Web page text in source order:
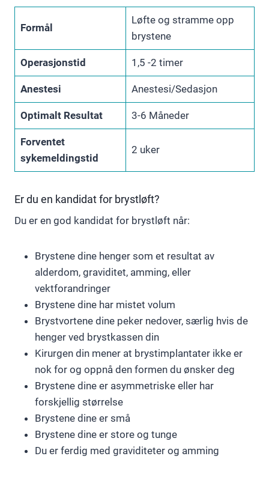
Formål
Løfte og stramme opp
brystene
Operasjonstid 1,5 -2 timer
Anestesi Anestesi/Sedasjon
Optimalt Resultat 3-6 Måneder
Forventet
sykemeldingstid
2 uker
Er du en kandidat for brystløft?
Du er en god kandidat for brystløft når:
Brystene dine henger som et resultat av
alderdom, graviditet, amming, eller
vektforandringer
Brystene dine har mistet volum
Brystvortene dine peker nedover, særlig hvis de
henger ved brystkassen din
Kirurgen din mener at brystimplantater ikke er
nok for og oppnå den formen du ønsker deg
Brystene dine er asymmetriske eller har
forskjellig størrelse
Brystene dine er små
Brystene dine er store og tunge
Du er ferdig med graviditeter og amming